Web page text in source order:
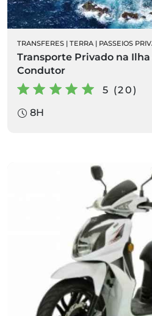
TRANSFERES | TERRA | PASSEIOS
Transporte Privado na
Condutor
5 (20)
8H